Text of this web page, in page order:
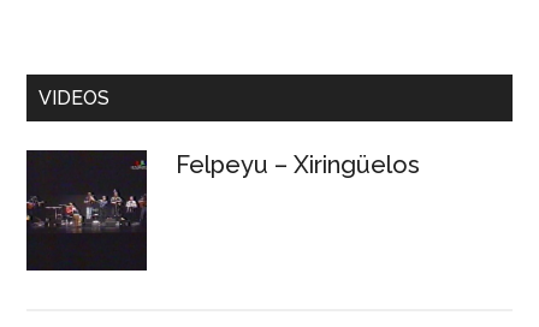
VIDEOS
Felpeyu – Xiringüelos